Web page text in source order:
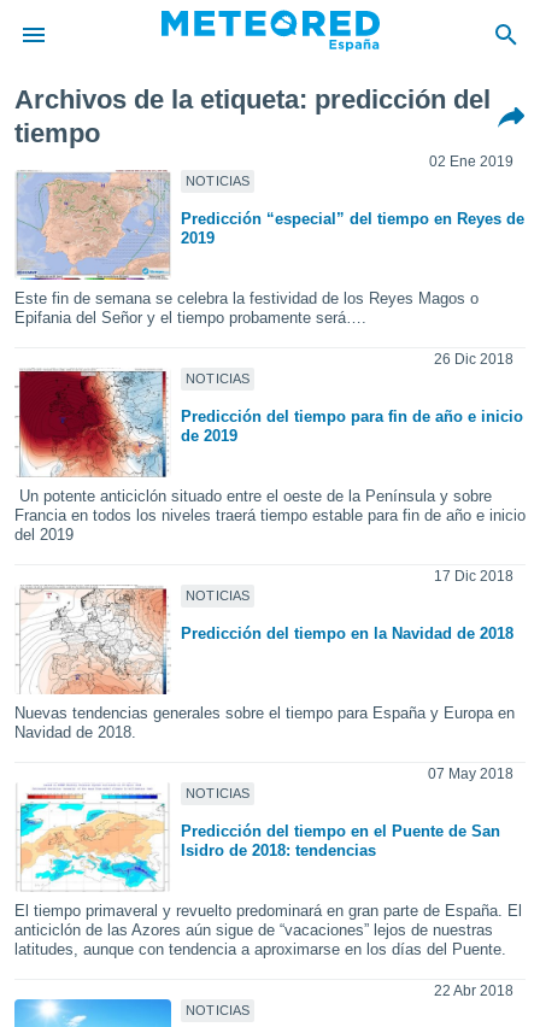
de
por
para
se
calidad.
a este
las
y
forma
digital
basada
permite
seguir
contenido
coste.
a la
la
todas
ya sean
nuestros
y análisis
así como
perfil
ACEPTAR
CONTINUAR
CONFIGURACIÓN
Archivos de la etiqueta: predicción del
tiempo
NOTICIAS
02 Ene 2019
Predicción “especial” del tiempo en Reyes de
2019
Este fin de semana se celebra la festividad de los Reyes Magos o
Epifania del Señor y el tiempo probamente será….
NOTICIAS
26 Dic 2018
Predicción del tiempo para fin de año e inicio
de 2019
Un potente anticiclón situado entre el oeste de la Península y sobre
Francia en todos los niveles traerá tiempo estable para fin de año e inicio
del 2019
NOTICIAS
17 Dic 2018
Predicción del tiempo en la Navidad de 2018
Nuevas tendencias generales sobre el tiempo para España y Europa en
Navidad de 2018.
NOTICIAS
07 May 2018
Predicción del tiempo en el Puente de San
Isidro de 2018: tendencias
El tiempo primaveral y revuelto predominará en gran parte de España. El
anticiclón de las Azores aún sigue de “vacaciones” lejos de nuestras
latitudes, aunque con tendencia a aproximarse en los días del Puente.
NOTICIAS
22 Abr 2018